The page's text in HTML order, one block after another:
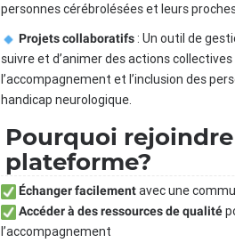
personnes cérébrolésées et leurs
Projets collaboratifs: Un outil de
suivre et d’animer des actions
l’accompagnement et l’inclusion des
handicap neurologique.
Pourquoi
plateforme?
Échanger facilementavec une
Accéder à des ressources de qualité
l’accompagnement